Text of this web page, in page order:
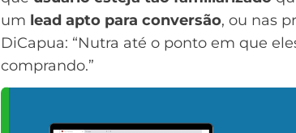
um lead apto para conversão, ou nas
DiCapua: “Nutra até o ponto em que
comprando.”